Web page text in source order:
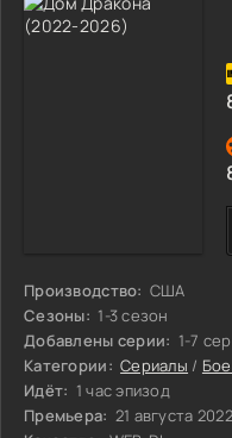
Производство: США
Сезоны: 1-3 сезон
Добавлены серии: 1-7
Категории: Сериалы /
Идёт: 1 час эпизод
Премьера: 21 августа 2022